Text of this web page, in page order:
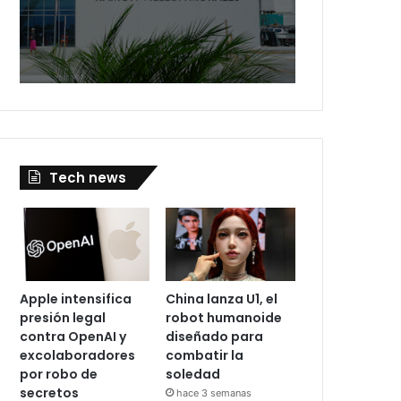
Tech news
Apple intensifica
presión legal
contra OpenAI y
excolaboradores
por robo de
secretos
China lanza U1, el
robot humanoide
diseñado para
combatir la
soledad
hace 3 semanas